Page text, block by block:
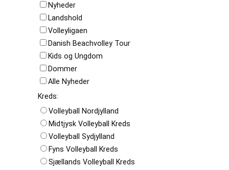
Nyheder
Landshold
Volleyligaen
Danish Beachvolley Tour
Kids og Ungdom
Dommer
Alle Nyheder
Kreds:
Volleyball Nordjylland
Midtjysk Volleyball Kreds
Volleyball Sydjylland
Fyns Volleyball Kreds
Sjællands Volleyball Kreds